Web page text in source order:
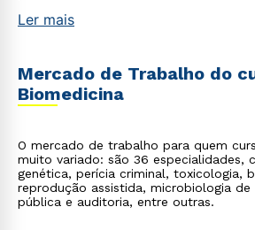
Ler mais
Mercado de Trabalho do
Biomedicina
O mercado de trabalho para quem
muito variado: são 36 especialidades,
genética, perícia criminal, toxicologia,
reprodução assistida, microbiologia de
pública e auditoria, entre outras.